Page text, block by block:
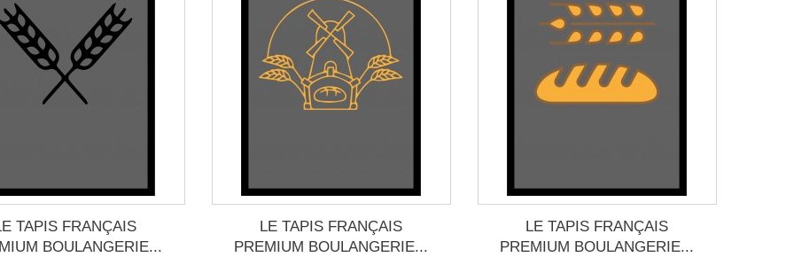
TAPIS FRANÇAIS
BOULANGERIE...
LE TAPIS FRANÇAIS
PREMIUM BOULANGERIE...
LE TAPIS FRANÇAIS
PREMIUM BOULANGERIE...